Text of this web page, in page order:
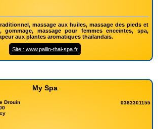
massage aux huiles, massage des pieds et
gommage, massage pour femmes enceintes, spa,
aux plantes aromatiques thaïlandais.
Site : www.pailin-thai-spa.fr
My Spa
Drouin
0383301155